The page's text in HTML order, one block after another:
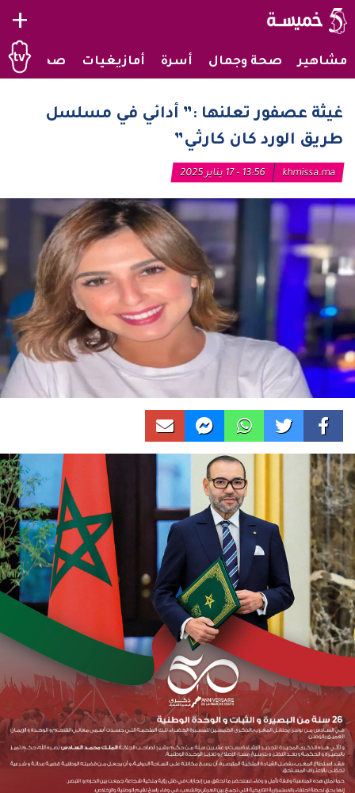
+
مشاهير صحة وجمال أسرة أمازيغيات صحراويات
غيثة عصفور تعلنها :” أدائي في مسلسل
طريق الورد كان كارثي”
khmissa.ma 13:56 - 17 يناير 2025